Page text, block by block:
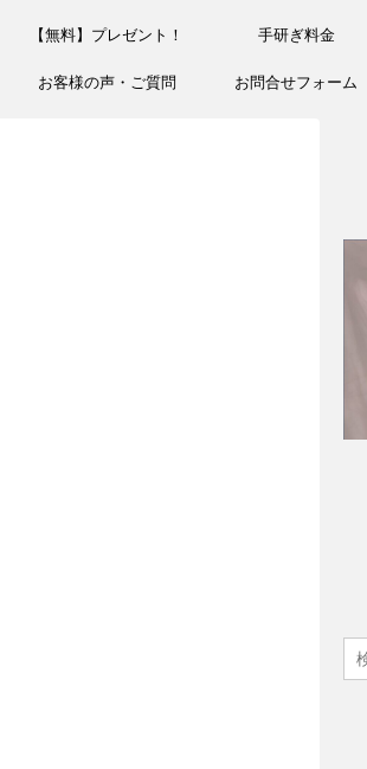
【無料】プレゼント！ 手研ぎ料金
お客様の声・ご質問 お問合せフォーム